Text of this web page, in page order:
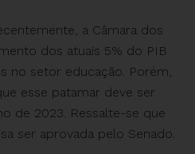
a Câmara dos
dos atuais 5% do PIB
no setor educação. Porém,
esse patamar deve ser
de 2023. Ressalte-se que
ser aprovada pelo Senado.